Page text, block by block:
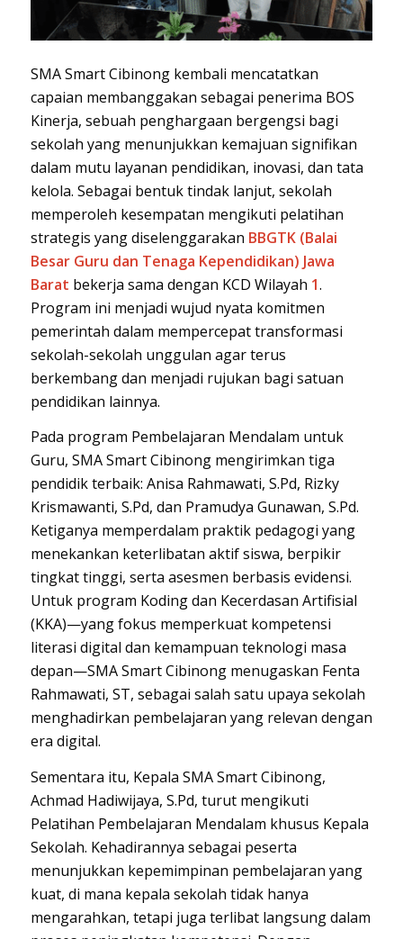
SMA Smart Cibinong kembali mencatatkan
capaian membanggakan sebagai penerima BOS
Kinerja, sebuah penghargaan bergengsi bagi
sekolah yang menunjukkan kemajuan signifikan
dalam mutu layanan pendidikan, inovasi, dan tata
kelola. Sebagai bentuk tindak lanjut, sekolah
memperoleh kesempatan mengikuti pelatihan
strategis yang diselenggarakan BBGTK (Balai
Besar Guru dan Tenaga Kependidikan) Jawa
Barat bekerja sama dengan KCD Wilayah 1.
Program ini menjadi wujud nyata komitmen
pemerintah dalam mempercepat transformasi
sekolah-sekolah unggulan agar terus
berkembang dan menjadi rujukan bagi satuan
pendidikan lainnya.
Pada program Pembelajaran Mendalam untuk
Guru, SMA Smart Cibinong mengirimkan tiga
pendidik terbaik: Anisa Rahmawati, S.Pd, Rizky
Krismawanti, S.Pd, dan Pramudya Gunawan, S.Pd.
Ketiganya memperdalam praktik pedagogi yang
menekankan keterlibatan aktif siswa, berpikir
tingkat tinggi, serta asesmen berbasis evidensi.
Untuk program Koding dan Kecerdasan Artifisial
(KKA)—yang fokus memperkuat kompetensi
literasi digital dan kemampuan teknologi masa
depan—SMA Smart Cibinong menugaskan Fenta
Rahmawati, ST, sebagai salah satu upaya sekolah
menghadirkan pembelajaran yang relevan dengan
era digital.
Sementara itu, Kepala SMA Smart Cibinong,
Achmad Hadiwijaya, S.Pd, turut mengikuti
Pelatihan Pembelajaran Mendalam khusus Kepala
Sekolah. Kehadirannya sebagai peserta
menunjukkan kepemimpinan pembelajaran yang
kuat, di mana kepala sekolah tidak hanya
mengarahkan, tetapi juga terlibat langsung dalam